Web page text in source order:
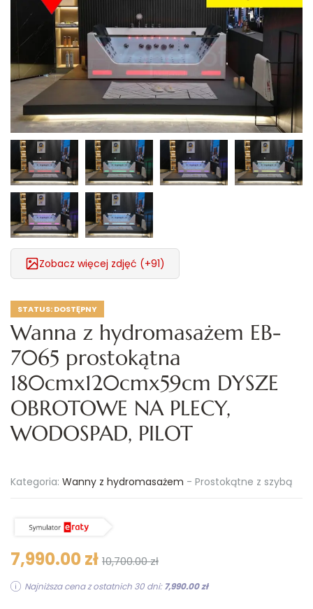
Zobacz więcej zdjęć (+91)
STATUS:DOSTĘPNY
Wanna z hydromasażem EB-
7065 prostokątna
180cmx120cmx59cm DYSZE
OBROTOWE NA PLECY,
WODOSPAD, PILOT
Kategoria: Wanny z hydromasażem - Prostokątne z szybą
7,990.00 zł 10,700.00 zł
Najniższa cena z ostatnich 30 dni:7,990.00 zł